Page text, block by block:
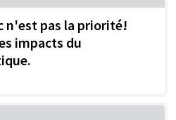
n'est pas la priorité!
impacts du